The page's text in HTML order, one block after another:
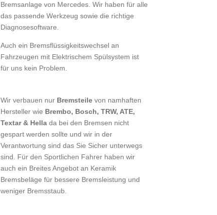
Bremsanlage von Mercedes. Wir haben für alle
das passende Werkzeug sowie die richtige
Diagnosesoftware.
Auch ein Bremsflüssigkeitswechsel an
Fahrzeugen mit Elektrischem Spülsystem ist
für uns kein Problem.
Wir verbauen nur Bremsteile von namhaften
Hersteller wie Brembo, Bosch, TRW, ATE,
Textar & Hella da bei den Bremsen nicht
gespart werden sollte und wir in der
Verantwortung sind das Sie Sicher unterwegs
sind. Für den Sportlichen Fahrer haben wir
auch ein Breites Angebot an Keramik
Bremsbeläge für bessere Bremsleistung und
weniger Bremsstaub.